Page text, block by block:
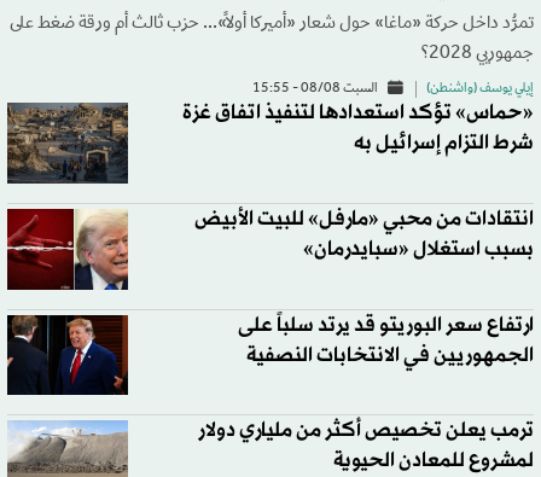
تمرُّد داخل حركة «ماغا» حول شعار «أميركا أولاً»... حزب ثالث أم ورقة ضغط على
جمهوريي 2028؟
إيلي يوسف (واشنطن) السبت 08/08 - 15:55
«حماس» تؤكد استعدادها لتنفيذ اتفاق غزة
شرط التزام إسرائيل به
انتقادات من محبي «مارفل» للبيت الأبيض
بسبب استغلال «سبايدرمان»
ارتفاع سعر البوريتو قد يرتد سلباً على
الجمهوريين في الانتخابات النصفية
ترمب يعلن تخصيص أكثر من ملياري دولار
لمشروع للمعادن الحيوية